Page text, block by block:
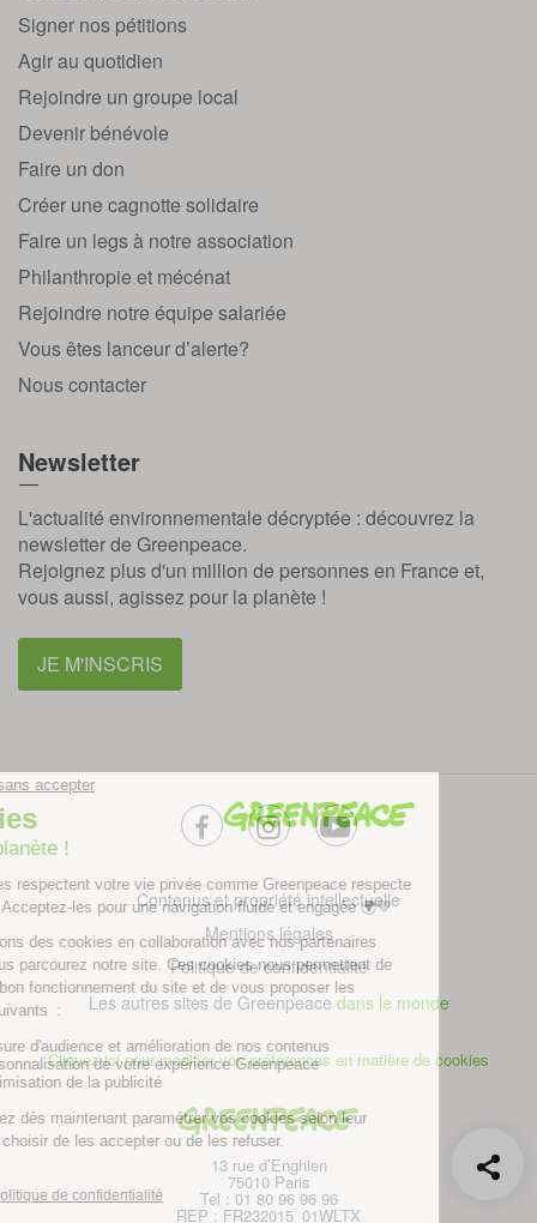
Signer nos pétitions
Agir au quotidien
Rejoindre un groupe local
Devenir bénévole
Faire un don
Créer une cagnotte solidaire
Faire un legs à notre association
Philanthropie et mécénat
Rejoindre notre équipe salariée
Vous êtes lanceur d’alerte?
Nous contacter
Newsletter
L'actualité environnementale décryptée : découvrez la
newsletter de Greenpeace.
Rejoignez plus d'un million de personnes en France et,
vous aussi, agissez pour la planète !
JE M'INSCRIS
facebookinstagramyoutube
Contenus et propriété intellectuelle
Mentions légales
Politique de confidentialité
Les autres sites de Greenpeace dans le monde
Cliquez-ici pour modifier vos préférences en matière de cookies
Greenpeace
13 rue d’Enghien
75010 Paris
Tel : 01 80 96 96 96
REP : FR232015_01WLTX